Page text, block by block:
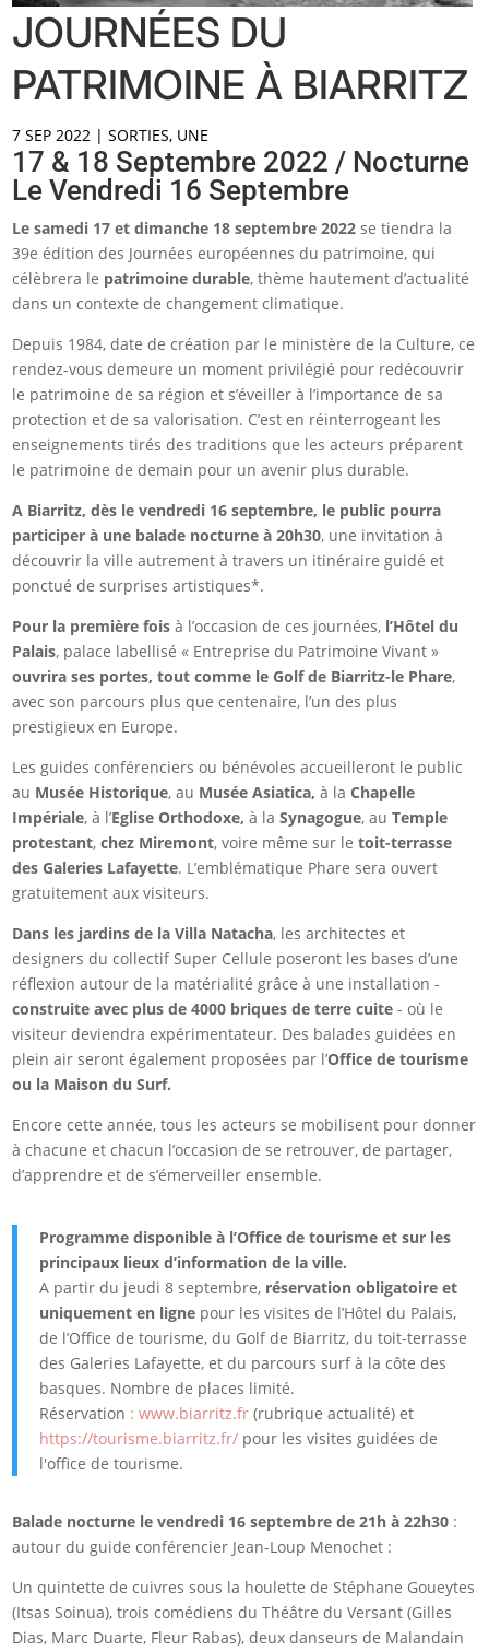
JOURNÉES DU
PATRIMOINE À BIARRITZ
7 SEP 2022 |SORTIES, UNE
17 & 18 Septembre 2022 / Nocturne
Le Vendredi 16 Septembre
Le samedi 17 et dimanche 18 septembre 2022 se tiendra la
39e édition des Journées européennes du patrimoine, qui
célèbrera le patrimoine durable, thème hautement d’actualité
dans un contexte de changement climatique.
Depuis 1984, date de création par le ministère de la Culture, ce
rendez-vous demeure un moment privilégié pour redécouvrir
le patrimoine de sa région et s’éveiller à l’importance de sa
protection et de sa valorisation. C’est en réinterrogeant les
enseignements tirés des traditions que les acteurs préparent
le patrimoine de demain pour un avenir plus durable.
A Biarritz, dès le vendredi 16 septembre, le public pourra
participer à une balade nocturne à 20h30, une invitation à
découvrir la ville autrement à travers un itinéraire guidé et
ponctué de surprises artistiques*.
Pour la première foisà l’occasion de ces journées, l’Hôtel du
Palais, palace labellisé « Entreprise du Patrimoine Vivant »
ouvrira ses portes, tout comme le Golf de Biarritz-le Phare,
avec son parcours plus que centenaire, l’un des plus
prestigieux en Europe.
Les guides conférenciers ou bénévoles accueilleront le public
au Musée Historique, au Musée Asiatica, à laChapelle
Impériale, à l’Eglise Orthodoxe, à laSynagogue, auTemple
protestant,chez Miremont, voire même sur le toit-terrasse
des Galeries Lafayette. L’emblématique Phare sera ouvert
gratuitement aux visiteurs.
Dans les jardins de la Villa Natacha, les architectes et
designers du collectif Super Cellule poseront les bases d’une
réflexion autour de la matérialité grâce à une installation -
construite avec plus de 4000 briques de terre cuite - où le
visiteur deviendra expérimentateur. Des balades guidées en
plein air seront également proposées par l’Office de tourisme
ou la Maison du Surf.
Encore cette année, tous les acteurs se mobilisent pour donner
à chacune et chacun l’occasion de se retrouver, de partager,
d’apprendre et de s’émerveiller ensemble.
Programme disponible à l’Office de tourisme et sur les
principaux lieux d’information de la ville.
A partir du jeudi 8 septembre, réservation obligatoire et
uniquement en ligne pour les visites de l’Hôtel du Palais,
de l’Office de tourisme, du Golf de Biarritz, du toit-terrasse
des Galeries Lafayette, et du parcours surf à la côte des
basques. Nombre de places limité.
Réservation : www.biarritz.fr (rubrique actualité) et
https://tourisme.biarritz.fr/ pour les visites guidées de
l'office de tourisme.
Balade nocturne le vendredi 16 septembre de 21h à 22h30 :
autour du guide conférencier Jean-Loup Menochet :
Un quintette de cuivres sous la houlette de Stéphane Goueytes
(Itsas Soinua), trois comédiens du Théâtre du Versant (Gilles
Dias, Marc Duarte, Fleur Rabas), deux danseurs de Malandain